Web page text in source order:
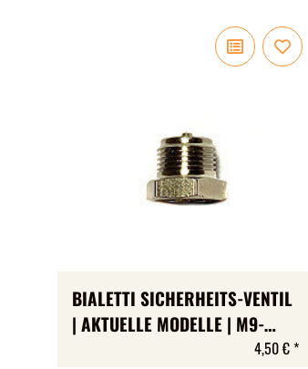
BIALETTI SICHERHEITS-VENTIL
| AKTUELLE MODELLE | M9-
4,50 € *